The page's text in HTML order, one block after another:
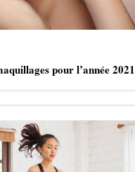
pour l’année 2021